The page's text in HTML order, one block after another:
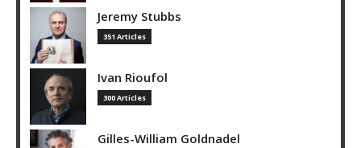
Jeremy Stubbs
351 Articles
Ivan Rioufol
300 Articles
Gilles-William Goldnadel